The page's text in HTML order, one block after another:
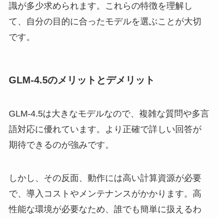
識が多少求められます。これらの特徴を理解し
て、自分の目的に合ったモデルを選ぶことが大切
です。
GLM‑4.5のメリットとデメリット
GLM‑4.5は大きなモデルなので、複雑な質問や多言
語対応に優れています。より正確で詳しい回答が
期待できるのが強みです。
しかし、その反面、動作には高い計算資源が必要
で、導入コストやメンテナンスがかかります。高
性能な環境が必要なため、誰でも簡単に扱えるわ